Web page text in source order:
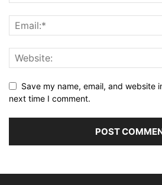
Save my name, email, and website
next time I comment.